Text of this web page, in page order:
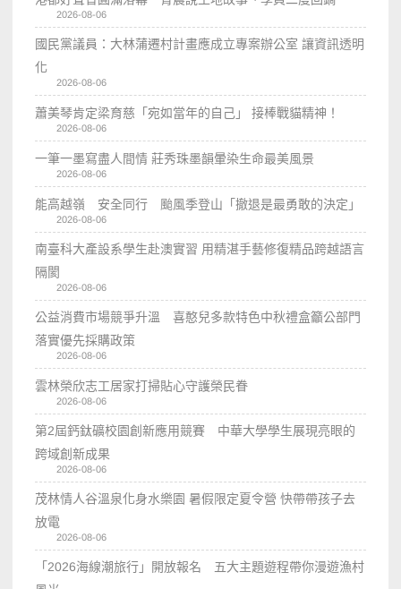
2026-08-06
國民黨議員：大林蒲遷村計畫應成立專案辦公室 讓資訊透明
化
2026-08-06
蕭美琴肯定梁育慈「宛如當年的自己」 接棒戰貓精神！
2026-08-06
一筆一墨寫盡人間情 莊秀珠墨韻暈染生命最美風景
2026-08-06
能高越嶺 安全同行 颱風季登山「撤退是最勇敢的決定」
2026-08-06
南臺科大產設系學生赴澳實習 用精湛手藝修復精品跨越語言
隔閡
2026-08-06
公益消費市場競爭升溫 喜憨兒多款特色中秋禮盒籲公部門
落實優先採購政策
2026-08-06
雲林榮欣志工居家打掃貼心守護榮民眷
2026-08-06
第2屆鈣鈦礦校園創新應用競賽 中華大學學生展現亮眼的
跨域創新成果
2026-08-06
茂林情人谷溫泉化身水樂園 暑假限定夏令營 快帶帶孩子去
放電
2026-08-06
「2026海線潮旅行」開放報名 五大主題遊程帶你漫遊漁村